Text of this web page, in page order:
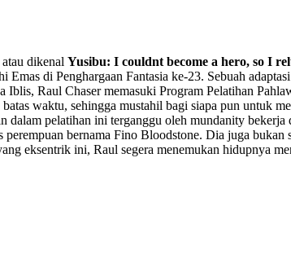
atau dikenal Yusibu: I couldnt become a hero, so I
di Penghargaan Fantasia ke-23. Sebuah
Raul Chaser memasuki Program Pelatihan
waktu, sehingga mustahil bagi siapa pun untuk
pelatihan ini terganggu oleh mundanity
bernama Fino Bloodstone. Dia juga
eksentrik ini, Raul segera menemukan hidupnya